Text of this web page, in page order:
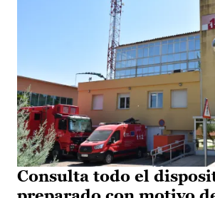
Consulta todo el